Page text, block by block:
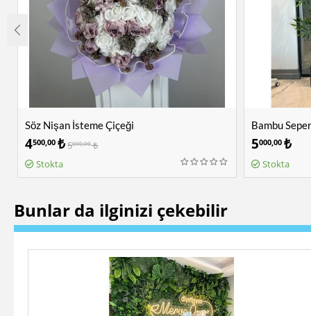
Söz Nişan İsteme Çiçeği
4500,00 ₺5000,00 ₺
Stokta
Bambu
5000,00 ₺
Stokta
Bunlar da ilginizi çekebilir